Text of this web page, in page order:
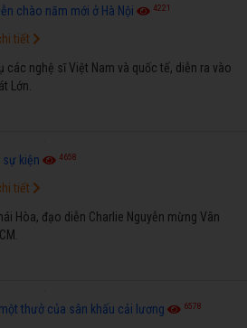
chào năm mới ở Hà Nội 4221
các nghệ sĩ Việt Nam và quốc tế, diễn ra vào
Lớn.
tiết
sự kiện 4658
Hòa, đạo diễn Charlie Nguyễn mừng Vân
tiết
thưở của sân khấu cải lương 6578